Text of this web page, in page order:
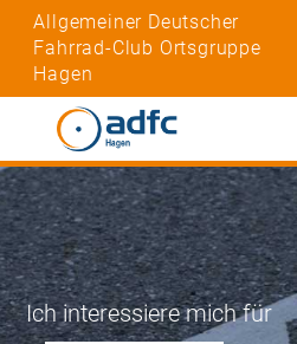
Allgemeiner Deutscher
Fahrrad-Club Ortsgruppe
Hagen
Ich interessiere mich für